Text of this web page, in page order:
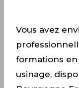
Vous avez
formations
usinage,